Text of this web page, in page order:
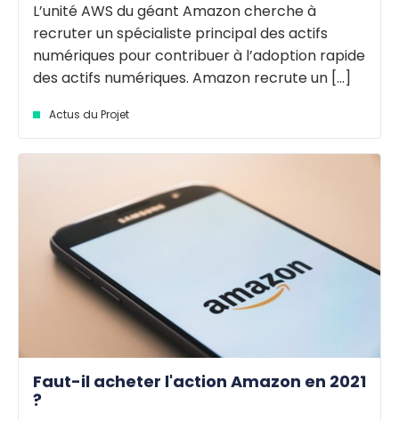
L’unité AWS du géant Amazon cherche à
recruter un spécialiste principal des actifs
numériques pour contribuer à l’adoption rapide
des actifs numériques. Amazon recrute un [...]
Actus du Projet
Faut-il acheter l'action Amazon en 2021
?